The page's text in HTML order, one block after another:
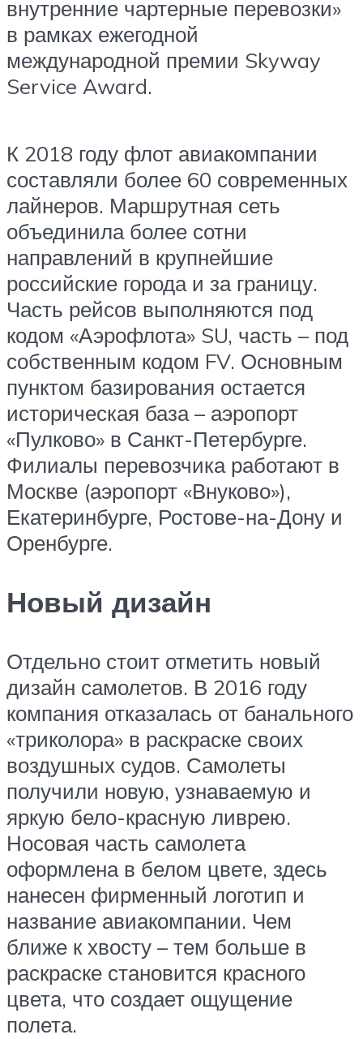
внутренние чартерные перевозки»
в рамках ежегодной
международной премии Skyway
Service Award.
К 2018 году флот авиакомпании
составляли более 60 современных
лайнеров. Маршрутная сеть
объединила более сотни
направлений в крупнейшие
российские города и за границу.
Часть рейсов выполняются под
кодом «Аэрофлота» SU, часть – под
собственным кодом FV. Основным
пунктом базирования остается
историческая база – аэропорт
«Пулково» в Санкт-Петербурге.
Филиалы перевозчика работают в
Москве (аэропорт «Внуково»),
Екатеринбурге, Ростове-на-Дону и
Оренбурге.
Новый дизайн
Отдельно стоит отметить новый
дизайн самолетов. В 2016 году
компания отказалась от банального
«триколора» в раскраске своих
воздушных судов. Самолеты
получили новую, узнаваемую и
яркую бело-красную ливрею.
Носовая часть самолета
оформлена в белом цвете, здесь
нанесен фирменный логотип и
название авиакомпании. Чем
ближе к хвосту – тем больше в
раскраске становится красного
цвета, что создает ощущение
полета.